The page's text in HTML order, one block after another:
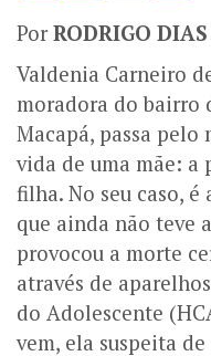
PorRODRIGO DIAS
Valdenia Carneiro
moradora do bairro
Macapá, passa
vida de uma mãe: a
filha. No seu caso,
que ainda não teve
provocou a morte
através de
do Adolescente
vem, ela suspeita